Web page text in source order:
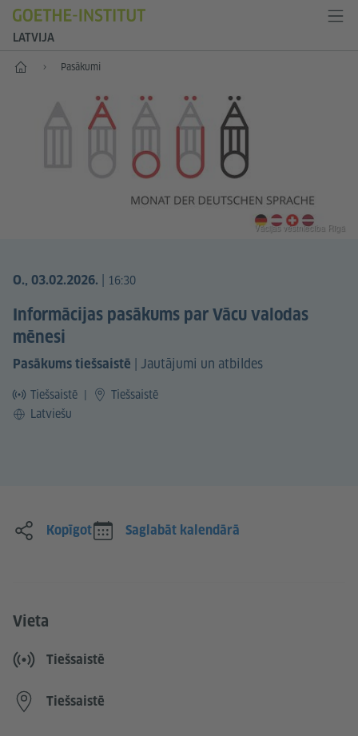
LATVIJA
Sākums Pasākumi
O., 03.02.2026. 16:30
Informācijas pasākums par Vācu valodas
mēnesi
Pasākums tiešsaistē | Jautājumi un atbildes
Tiešsaistē |
Tiešsaistē
ValodaLatviešu
Vācijas vēstniecība Rīgā
Kopīgot Saglabāt kalendārā
Vieta
Tiešsaistē
Tiešsaistē